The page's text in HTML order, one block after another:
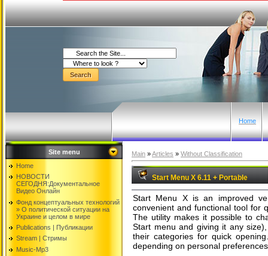
Home
Site menu
Home
НОВОСТИ
СЕГОДНЯ:Документальнoе
Видео Oнлайн
Фонд концептуальных технологий
» O политической ситуации на
Украине и целом в мире
Publications | Публикации
Stream | Стримы
Music-Mp3
Main »Articles » Without Classification
Start Menu X 6.11 + Portable
Start Menu X is an improved
convenient and functional tool for
The utility makes it possible to
Start menu and giving it any
their categories for quick
depending on personal